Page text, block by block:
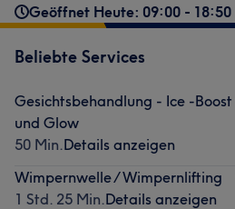
Geöffnet Heute: 09:00 - 18:50
Beliebte Services
Gesichtsbehandlung - Ice -Boost
und Glow
50 Min.Details anzeigen
Wimpernwelle / Wimpernlifting
1 Std. 25 Min.Details anzeigen